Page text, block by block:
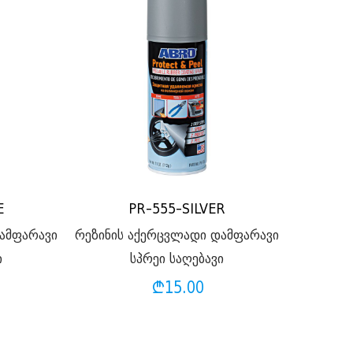
PR-555-SILVER
რეზინის აქერცვლადი დამფარავი
სპრეი საღებავი
₾15.00